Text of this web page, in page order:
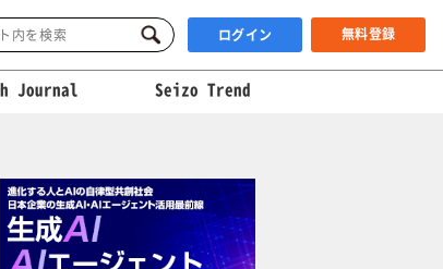
ログイン 無料登録
Journal Seizo Trend